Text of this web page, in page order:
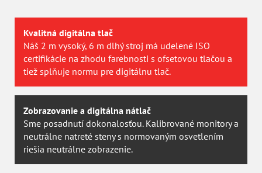
Kvalitná digitálna tlač
Náš 2 m vysoký, 6 m dlhý stroj má udelené ISO
certifikácie na zhodu farebnosti s ofsetovou tlačou a
tiež splňuje normu pre digitálnu tlač.
Zobrazovanie a digitálna nátlač
Sme posadnutí dokonalosťou. Kalibrované monitory a
neutrálne natreté steny s normovaným osvetlením
riešia neutrálne zobrazenie.